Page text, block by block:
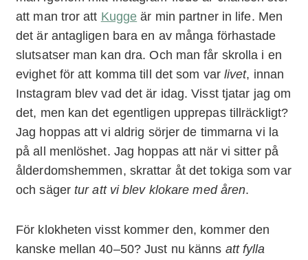
att man tror att Kugge är min partner in life. Men
det är antagligen bara en av många förhastade
slutsatser man kan dra. Och man får skrolla i en
evighet för att komma till det som var livet, innan
Instagram blev vad det är idag. Visst tjatar jag om
det, men kan det egentligen upprepas tillräckligt?
Jag hoppas att vi aldrig sörjer de timmarna vi la
på all menlöshet. Jag hoppas att när vi sitter på
ålderdomshemmen, skrattar åt det tokiga som var
och säger tur att vi blev klokare med åren.
För klokheten visst kommer den, kommer den
kanske mellan 40–50? Just nu känns att fylla